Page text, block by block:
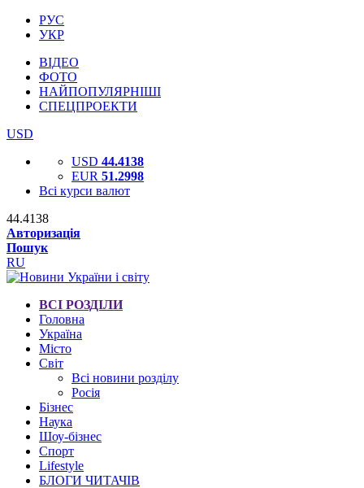
РУС
УКР
ВІДЕО
ФОТО
НАЙПОПУЛЯРНІШІ
СПЕЦПРОЕКТИ
USD
USD 44.4138
EUR 51.2998
Всі курси валют
44.4138
Авторизація
Пошук
RU
ВСІ РОЗДІЛИ
Головна
Україна
Місто
Світ
Всі новини розділу
Росія
Бізнес
Наука
Шоу-бізнес
Спорт
Lifestyle
БЛОГИ ЧИТАЧІВ